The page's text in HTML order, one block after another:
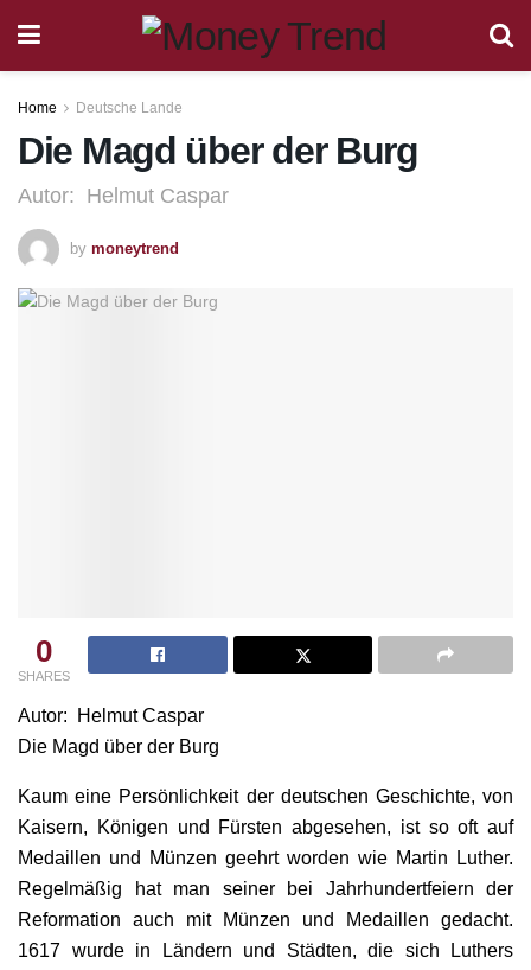
Home Deutsche Lande
Die Magd über der Burg
Autor: Helmut Caspar
by moneytrend
0
SHARES
Autor: Helmut Caspar
Die Magd über der Burg
Kaum eine Persönlichkeit der deutschen Geschichte, von
Kaisern, Königen und Fürsten abgesehen, ist so oft auf
Medaillen und Münzen geehrt worden wie Martin Luther.
Regelmäßig hat man seiner bei Jahrhundertfeiern der
Reformation auch mit Münzen und Medaillen gedacht.
1617 wurde in Ländern und Städten, die sich Luthers